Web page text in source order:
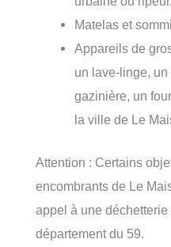
Matelas et
Appareils de
un lave-linge, un
gazinière, un
la ville de Le
Attention : Certains
encombrants de Le
appel à une
département du 59.